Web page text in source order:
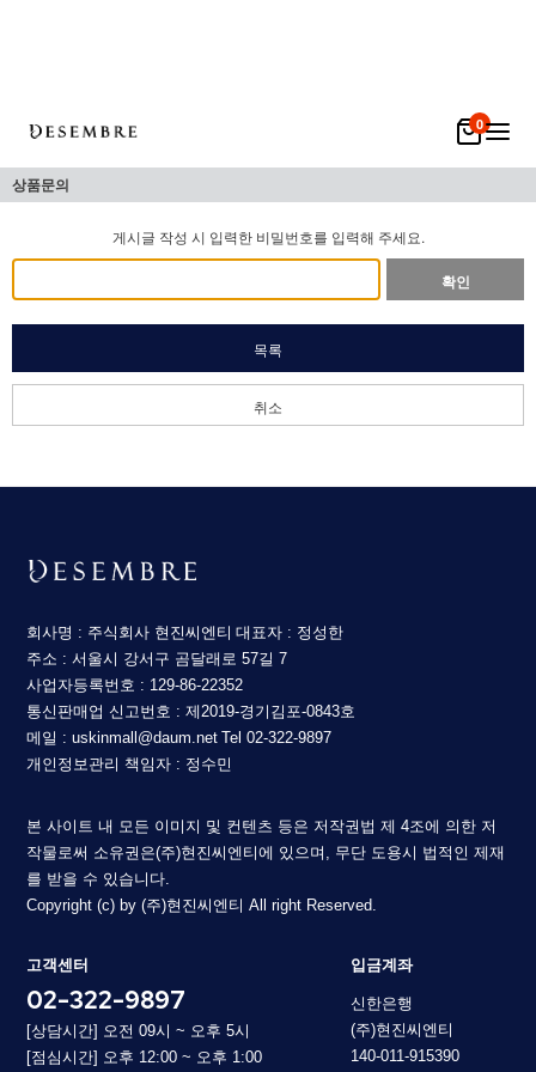
0
상품문의
게시글 작성 시 입력한 비밀번호를 입력해 주세요.
확인
목록
취소
회사명 : 주식회사 현진씨엔티 대표자 : 정성한
주소 : 서울시 강서구 곰달래로 57길 7
사업자등록번호 : 129-86-22352
통신판매업 신고번호 : 제2019-경기김포-0843호
메일 : uskinmall@daum.net Tel 02-322-9897
개인정보관리 책임자 : 정수민
본 사이트 내 모든 이미지 및 컨텐츠 등은 저작권법 제 4조에 의한 저
작물로써 소유권은(주)현진씨엔티에 있으며, 무단 도용시 법적인 제재
를 받을 수 있습니다.
Copyright (c) by (주)현진씨엔티 All right Reserved.
고객센터
02-322-9897
[상담시간] 오전 09시 ~ 오후 5시
[점심시간] 오후 12:00 ~ 오후 1:00
입금계좌
신한은행
(주)현진씨엔티
140-011-915390